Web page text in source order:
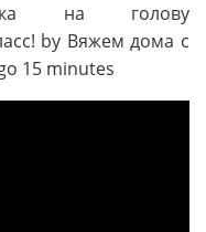
на голову
by Вяжем дома с
15 minutes